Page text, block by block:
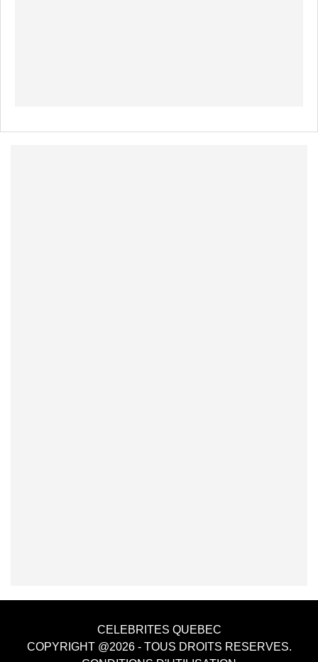
CELEBRITES QUEBEC
COPYRIGHT @2026 - TOUS DROITS RESERVES.